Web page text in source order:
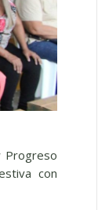
Progreso
con